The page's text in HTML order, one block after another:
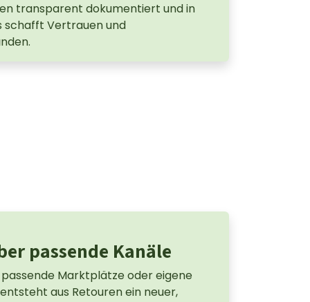
transparent dokumentiert und in
schafft Vertrauen und
passende Kanäle
Marktplätze oder eigene
aus Retouren ein neuer,